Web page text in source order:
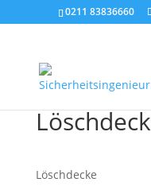
0211 83836660
Löschdecke